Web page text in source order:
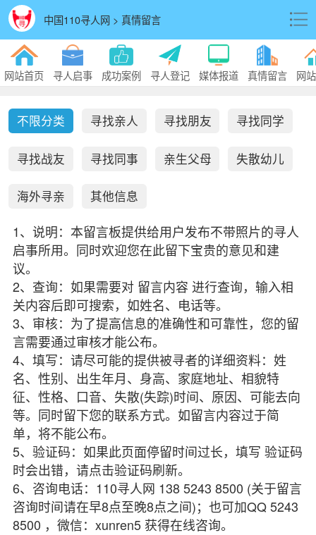
中国110寻人网 > 真情留言
网站首页 寻人启事 成功案例 寻人登记 媒体报道 真情留言 网
不限分类 寻找亲人 寻找朋友 寻找同学
寻找战友 寻找同事 亲生父母 失散幼儿
海外寻亲 其他信息
1、说明：本留言板提供给用户发布不带照片的寻人
启事所用。同时欢迎您在此留下宝贵的意见和建
议。
2、查询：如果需要对 留言内容 进行查询，输入相
关内容后即可搜索，如姓名、电话等。
3、审核：为了提高信息的准确性和可靠性，您的留
言需要通过审核才能公布。
4、填写：请尽可能的提供被寻者的详细资料：姓
名、性别、出生年月、身高、家庭地址、相貌特
征、性格、口音、失散(失踪)时间、原因、可能去向
等。同时留下您的联系方式。如留言内容过于简
单，将不能公布。
5、验证码：如果此页面停留时间过长，填写 验证码
时会出错，请点击验证码刷新。
6、咨询电话：110寻人网 138 5243 8500 (关于留言
咨询时间请在早8点至晚8点之间)；也可加QQ 5243
8500 ，微信：xunren5 获得在线咨询。